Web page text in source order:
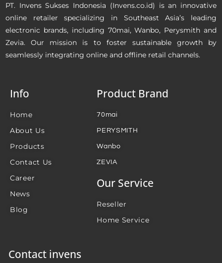
PT. Invens Sukses Indonesia (Invens.co.id) is an innovative
online retailer specializing in Southeast Asia’s leading
electronic brands, including 70mai, Wanbo, Perysmith and
Zevia. Our mission is to foster sustainable growth by
seamlessly integrating online and offline retail channels.
Info
Home
About Us
Products
Contact Us
Career
News
Blog
Product Brand
70mai
PERYSMITH
Wanbo
ZEVIA
Our Service
Reseller
Home Service
Contact invens